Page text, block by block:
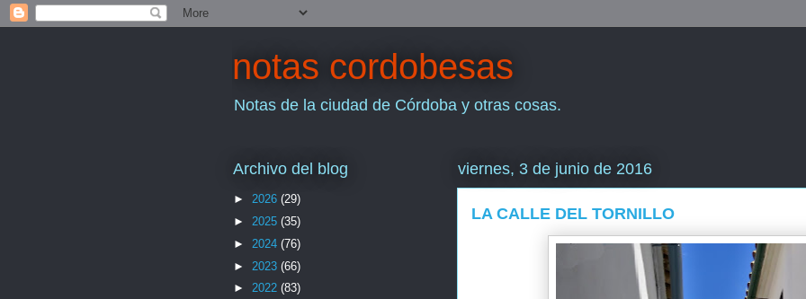
notas cordobesas
Notas de la ciudad de Córdoba y otras cosas.
viernes, 3 de junio de 2016
LA CALLE DEL TORNILLO
Archivo del blog
► 2026 (29)
► 2025 (35)
► 2024 (76)
► 2023 (66)
► 2022 (83)